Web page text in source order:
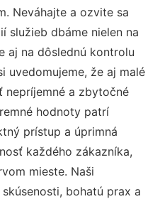
Neváhajte a ozvite sa
služieb dbáme nielen na
aj na dôslednú kontrolu
uvedomujeme, že aj malé
nepríjemné a zbytočné
hodnoty patrí
prístup a úprimná
každého zákazníka,
mieste. Naši
bohatú prax a